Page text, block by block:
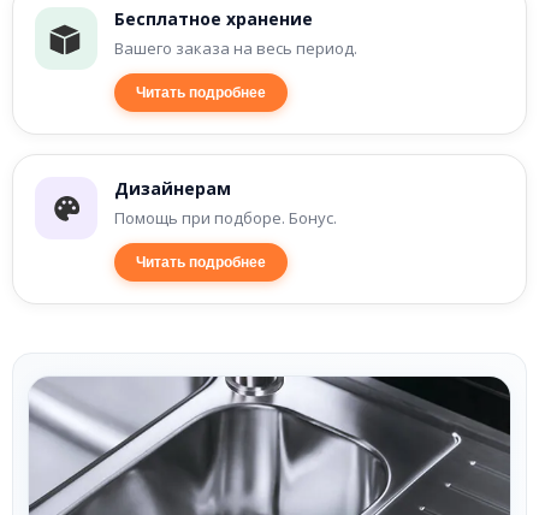
Бесплатное хранение
Вашего заказа на весь период.
Читать подробнее
Дизайнерам
Помощь при подборе. Бонус.
Читать подробнее